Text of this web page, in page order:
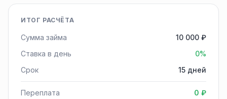
ИТОГ РАСЧЁТА
Сумма займа
10 000 ₽
Ставка в день
0%
Срок
15 дней
Переплата 0 ₽